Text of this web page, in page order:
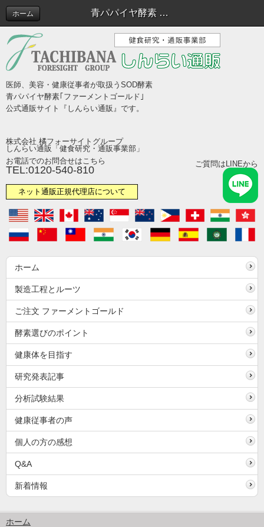
青パパイヤ酵素 ファーメントゴールド公式通販サイト『しんらい通販』
ホーム
医師、美容・健康従事者が取扱うSOD酵素
青パパイヤ酵素｢ファーメントゴールド｣
公式通販サイト『しんらい通販』です。
株式会社 橘フォーサイトグループ
しんらい通販「健食研究・通販事業部」
お電話でのお問合せはこちら
TEL:0120-540-810
ネット通販正規代理店について
ご質問はLINEから
ホーム
製造工程とルーツ
ご注文 ファーメントゴールド
酵素選びのポイント
健康体を目指す
研究発表記事
分析試験結果
健康従事者の声
個人の方の感想
Q&A
新着情報
ホーム